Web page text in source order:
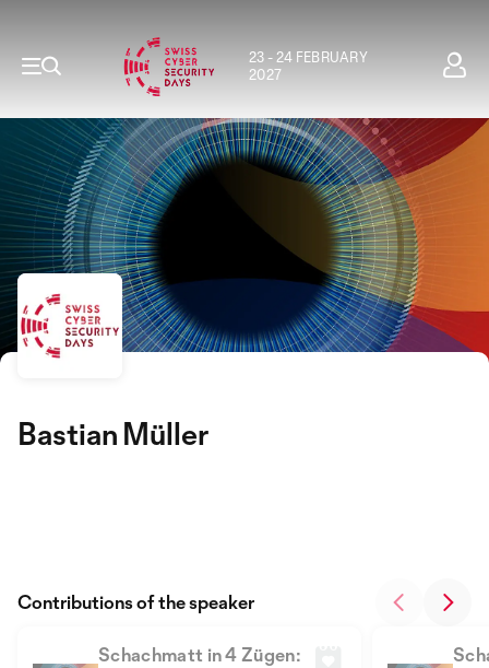
23 - 24 FEBRUARY
2027
Bastian Müller
Schachmatt in 4 Zügen:
Contributions of the speaker